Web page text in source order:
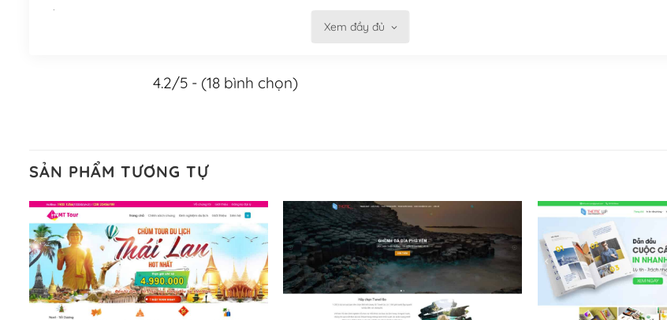
Tối ưu hóa công cụ tìm kiếm
Khi bạn sử dụng WordPress, thì vấn đề giao diện của bạn trở nên dễ dàng và nhanh chóng. Với kho Theme
– Sở hữu một cộng đồng lớn, sẵn sàng hỗ trợ
WordPress là nơi lưu trữ cho một diễn đàn cộng đồng khổng lồ được kiểm duyệt bởi các nhân viên và những người
cuồng tín WordPress.
Nếu bạn gặp khó khăn, bạn có thể lên mạng và tìm kiếm những cộng đồng WordPress, họ sẽ giúp bạn trả lời, giải
Xem đầy đủ
4.2/5 - (18 bình chọn)
SẢN PHẨM TƯƠNG TỰ